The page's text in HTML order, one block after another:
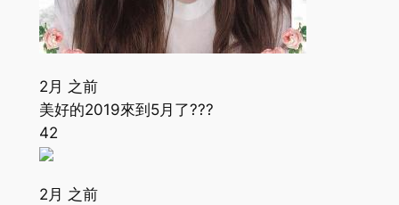
2月 之前
美好的2019來到5月了???
42
2月 之前